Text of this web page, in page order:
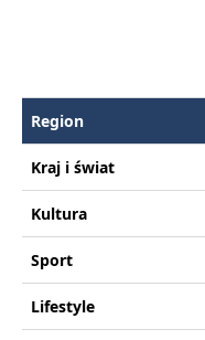
Region
Kraj i świat
Kultura
Sport
Lifestyle